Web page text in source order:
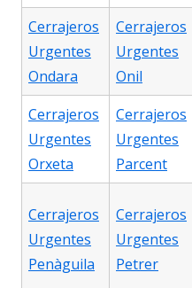
Cerrajeros
Urgentes
Ondara
Cerrajeros
Urgentes
Onil
Cerrajeros
Urgentes
Orxeta
Cerrajeros
Urgentes
Parcent
Cerrajeros
Urgentes
Penàguila
Cerrajeros
Urgentes
Petrer